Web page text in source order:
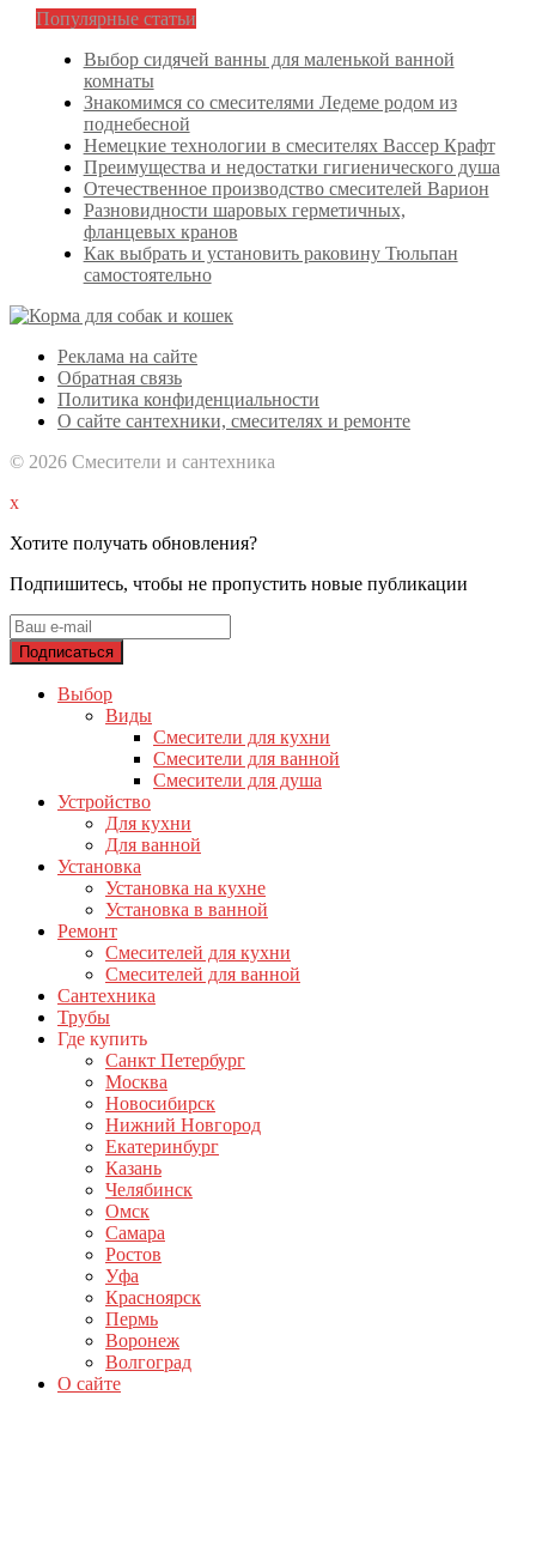
Популярные статьи
Выбор сидячей ванны для маленькой ванной
комнаты
Знакомимся со смесителями Ледеме родом из
поднебесной
Немецкие технологии в смесителях Вассер Крафт
Преимущества и недостатки гигиенического душа
Отечественное производство смесителей Варион
Разновидности шаровых герметичных,
фланцевых кранов
Как выбрать и установить раковину Тюльпан
самостоятельно
Реклама на сайте
Обратная связь
Политика конфиденциальности
О сайте сантехники, смесителях и ремонте
© 2026 Смесители и сантехника
x
Хотите получать обновления?
Подпишитесь, чтобы не пропустить новые публикации
Выбор
Виды
Смесители для кухни
Смесители для ванной
Смесители для душа
Устройство
Для кухни
Для ванной
Установка
Установка на кухне
Установка в ванной
Ремонт
Смесителей для кухни
Смесителей для ванной
Сантехника
Трубы
Где купить
Санкт Петербург
Москва
Новосибирск
Нижний Новгород
Екатеринбург
Казань
Челябинск
Омск
Самара
Ростов
Уфа
Красноярск
Пермь
Воронеж
Волгоград
О сайте